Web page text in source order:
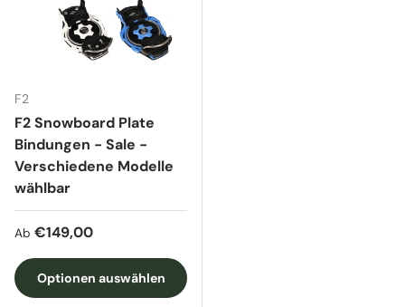
F2
F2 Snowboard Plate
Bindungen - Sale -
Verschiedene Modelle
wählbar
Normaler Preis
Ab €149,00
Optionen auswählen